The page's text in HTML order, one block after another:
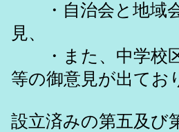
・自治会と地域会
見、
・また、中学校区
等の御意見が出てお
設立済みの第五及び